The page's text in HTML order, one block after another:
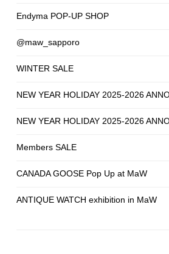
Endyma POP-UP SHOP
@maw_sapporo
WINTER SALE
NEW YEAR HOLIDAY 2025-2026
NEW YEAR HOLIDAY 2025-2026
Members SALE
CANADA GOOSE Pop Up at MaW
ANTIQUE WATCH exhibition in MaW